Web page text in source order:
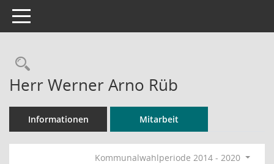
Toggle navigation
Rechercheauswahl
Herr Werner Arno Rüb
Informationen Mitarbeit
Kommunalwahlperiode 2014 - 2020